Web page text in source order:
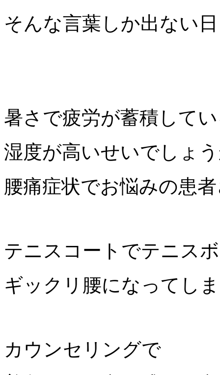
そんな言葉しか出ない
暑さで疲労が蓄積して
湿度が高いせいでしょ
腰痛症状でお悩みの患
テニスコートでテニス
ギックリ腰になってし
カウンセリングで